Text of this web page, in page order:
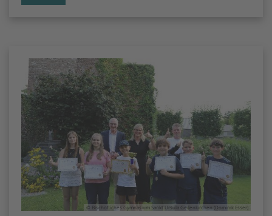
© Bischöfliches Gymnasium Sankt Ursula Geilenkirchen (Dominik Esser)